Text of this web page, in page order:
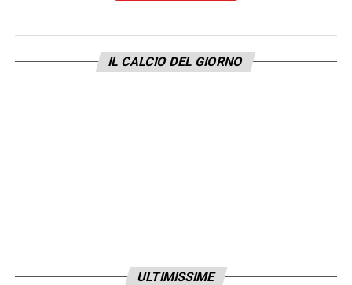
società di scouting. L’ex ds dei liguri forte di
un incredibile bagaglio di conoscenze in tutto
biennale steso nei minimi dettagli e
IL CALCIO DEL GIORNO
ULTIMISSIME